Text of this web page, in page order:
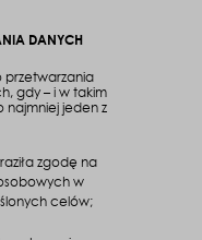
DANYCH
przetwarzania
gdy – i w takim
najmniej jeden z
zgodę na
w
celów;